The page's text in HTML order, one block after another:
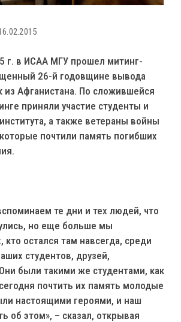
г. в ИСАА МГУ прошел митинг-
26-й годовщине вывода
из Афганистана. По сложившейся
приняли участие студенты и
а также ветераны войны
почтили память погибших
те дни и тех людей, что
но еще больше мы
кто остался там навсегда, среди
студентов, друзей,
были такими же студентами, как
почтить их память молодые
настоящими героями, и наш
об этом», – сказал, открывая